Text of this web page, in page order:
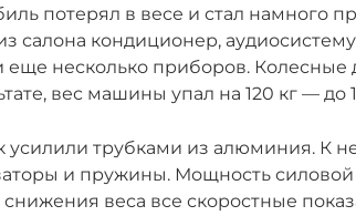
потерял в весе и стал намного
салона кондиционер,
еще несколько приборов. Колесные
вес машины упал на 120 кг — до
усилили трубками из алюминия. К
и пружины. Мощность силовой
снижения веса все скоростные